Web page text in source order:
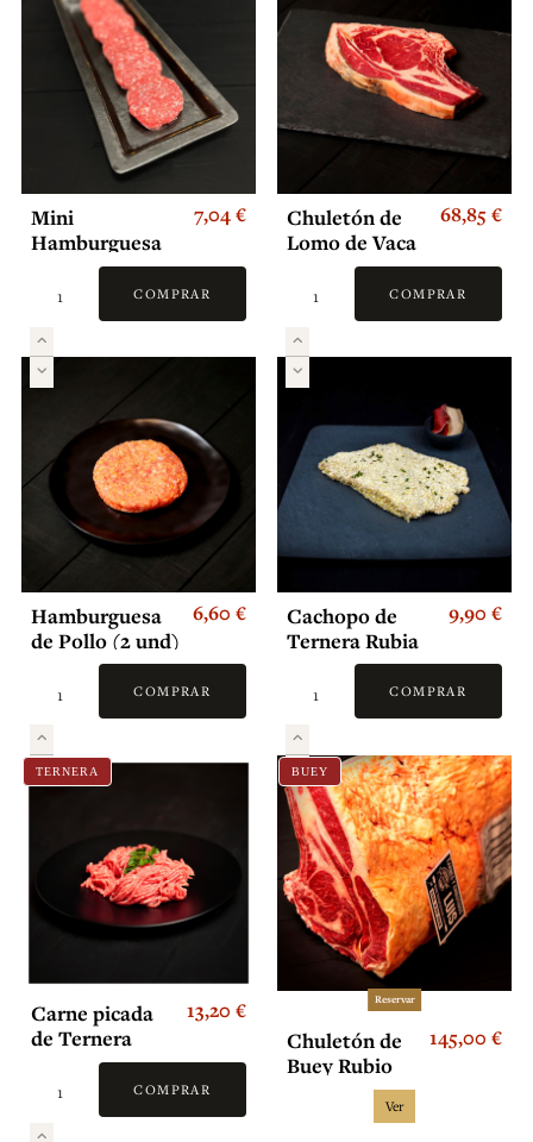
Mini
Hamburguesa
de Ternera (6
und)
7,04 €
COMPRAR
Chuletón de
Lomo de Vaca
Premium
68,85 €
COMPRAR
Hamburguesa
de Pollo (2 und)
6,60 €
COMPRAR
Cachopo de
Ternera Rubia
Gallega relleno
de cecina y
queso de
Valdeon
9,90 €
COMPRAR
TERNERA
Carne picada
de Ternera
13,20 €
COMPRAR
Reservar
BUEY
Chuletón de
Buey Rubio
145,00 €
Ver